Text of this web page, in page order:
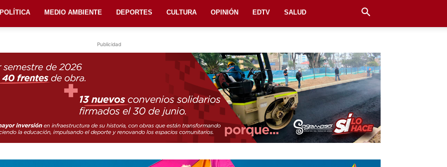
DIARIO
POLÍTICA MEDIO AMBIENTE DEPORTES CULTURA OPINIÓN EDTV SALUD
Publicidad